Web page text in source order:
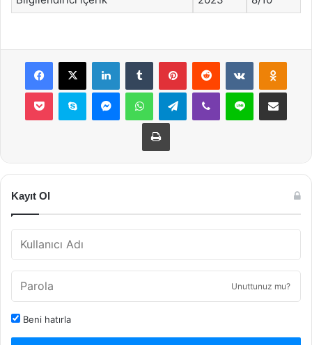
Facebook
X LinkedInTumblr PinterestReddit VKontakte
Pocket Skype MessengerWhatsAppTelegramViber Line E-Posta ile
Yazdır
Kayıt Ol
Unuttunuz mu?
Beni hatırla